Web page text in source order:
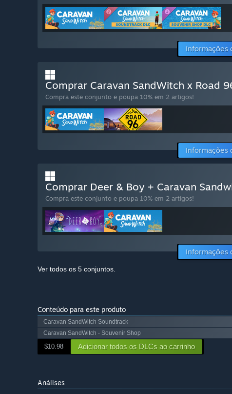
Informações
Comprar Caravan SandWitch x Road
Compra este conjunto e poupa 10% em 2 artigos!
Informações
Comprar Deer & Boy + Caravan
Compra este conjunto e poupa 10% em 2 artigos!
Informações
Ver todos os 5 conjuntos.
Conteúdo para este produto
Caravan SandWitch Soundtrack
Caravan SandWitch - Souvenir Shop
$10.98 Adicionar todos os DLCs ao carrinho
Análises